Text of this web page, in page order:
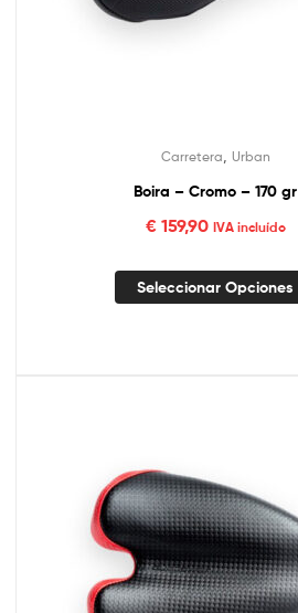
Carretera Urban
Boira – Cromo – 170 gr
€159,90 IVA incluído
Seleccionar Opciones